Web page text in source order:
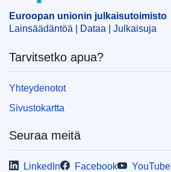
Euroopan unionin julkaisutoimisto
Lainsäädäntöä | Dataa | Julkaisuja
Tarvitsetko apua?
Yhteydenotot
Sivustokartta
Seuraa meitä
LinkedIn Facebook YouTube